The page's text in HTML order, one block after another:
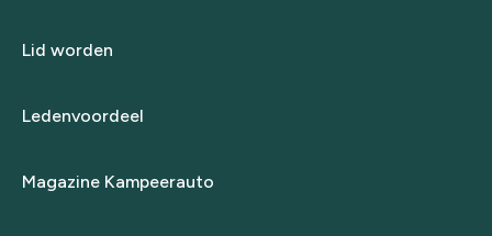
Lid worden
Ledenvoordeel
Magazine Kampeerauto